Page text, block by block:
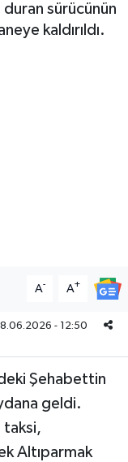
sürücünün
kaldırıldı.
A- A+
- 12:50
Şehabettin
geldi.
taksi,
Altıparmak